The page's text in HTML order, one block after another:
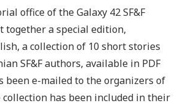
office of the Galaxy 42 SF&F
together a special edition,
a collection of 10 short stories
SF&F authors, available in PDF
been e-mailed to the organizers of
collection has been included in their